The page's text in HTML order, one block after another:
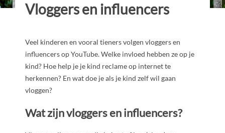
Vloggers en influencers
Veel kinderen en vooral tieners volgen vloggers en
influencers op YouTube. Welke invloed hebben ze op je
kind? Hoe help je je kind reclame op internet te
herkennen? En wat doe je als je kind zelf wil gaan
vloggen?
Wat zijn vloggers en influencers?